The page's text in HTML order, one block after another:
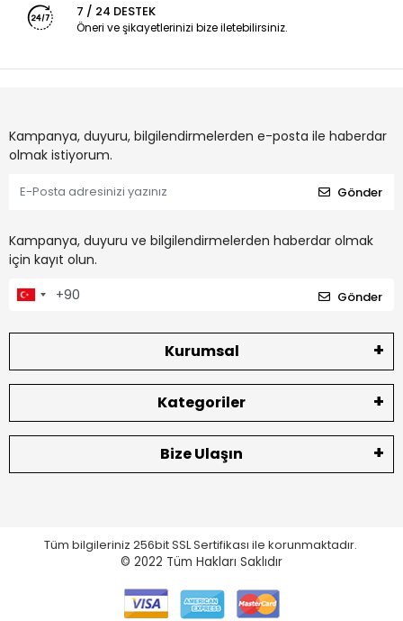
7 / 24 DESTEK
Öneri ve şikayetlerinizi bize iletebilirsiniz.
Kampanya, duyuru, bilgilendirmelerden e-posta ile haberdar
olmak istiyorum.
Gönder
Kampanya, duyuru ve bilgilendirmelerden haberdar olmak
için kayıt olun.
Gönder
Kurumsal
Kategoriler
Bize Ulaşın
Tüm bilgileriniz 256bit SSL Sertifikası ile korunmaktadır.
© 2022 Tüm Hakları Saklıdır